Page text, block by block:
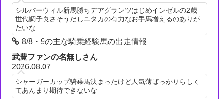
シルバーウィル新馬勝ちデアグランツはじめインゼルの2歳
世代調子良さそうだしユタカの有力なお手馬増えるのありが
たいな
8/8・9の主な騎乗経験馬の出走情報
武豊ファンの名無しさん
2026.08.07
シャーガーカップ騎乗馬決まったけど人気薄ばっかりらしく
てあんまり期待できないな